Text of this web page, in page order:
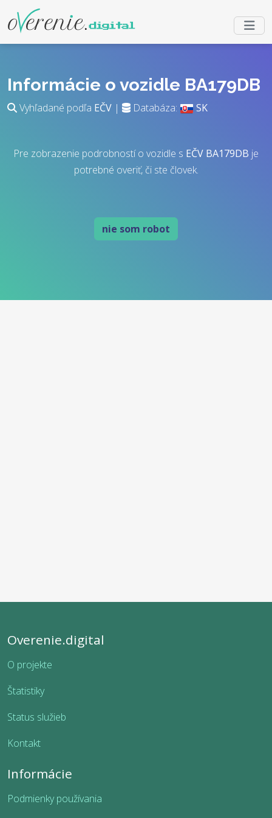
Informácie o vozidle BA179DB
Vyhľadané podľa EČV | Databáza: SK
Pre zobrazenie podrobností o vozidle s EČV BA179DB je
potrebné overiť, či ste človek.
nie som robot
Overenie.digital
O projekte
Štatistiky
Status služieb
Kontakt
Informácie
Podmienky používania